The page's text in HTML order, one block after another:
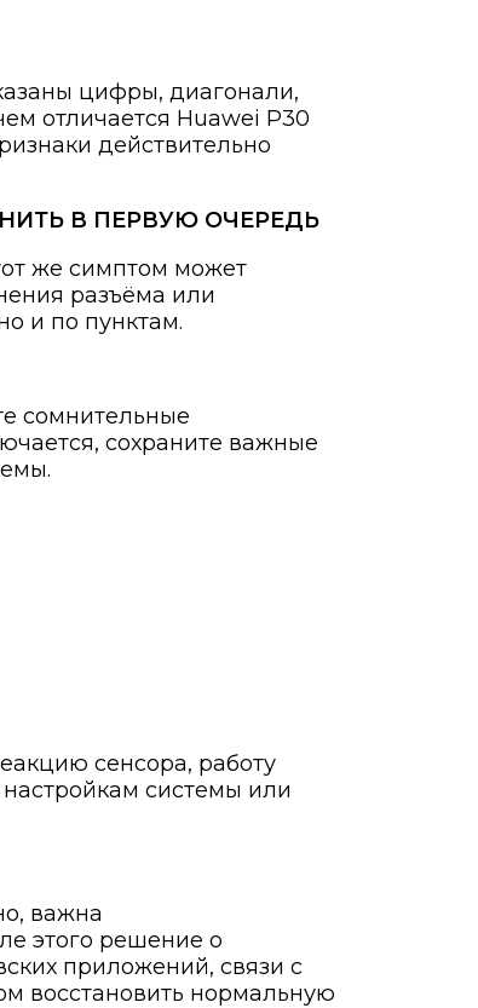
цифры, диагонали,
отличается Huawei P30
действительно
В ПЕРВУЮ ОЧЕРЕДЬ
же симптом может
разъёма или
и по пунктам.
сомнительные
сохраните важные
сенсора, работу
системы или
важна
этого решение о
приложений, связи с
восстановить нормальную